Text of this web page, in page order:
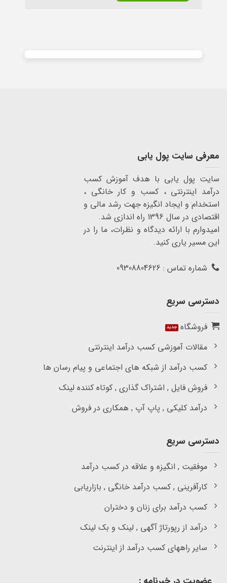
معرفی سایت پول یابی
سایت پول یابی با هدف آموزش کسب
درآمد اینترنتی ، کسب و کار خانگی ،
استخدام و ایجاد انگیزه جهت رشد مالی و
اقتصادی در سال 1396 راه اندازی شد.
امیدوارم با ارائه دیدگاه و نظرات، ما را در
این مسیر یاری کنید.
شماره تماس : 09308804626
دسترسی سریع
فروشگاه
مقالات آموزشی کسب درآمد اینترنتی
کسب درآمد از شبکه های اجتماعی و پیام رسان ها
فروش فایل , اشتراک گذاری , کوتاه کننده لینک
درآمد کلیکی , پاپ آپ , همکاری در فروش
دسترسی سریع
موفقیت , انگیزه و علاقه در کسب درآمد
کارآفرینی , کسب درآمد خانگی , بازاریابی
کسب درآمد برای زنان و دختران
درآمد از رپورتاژ آگهی , لینک و بک لینک
سایر راههای کسب درآمد از اینترنت